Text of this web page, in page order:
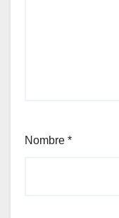
Nombre *